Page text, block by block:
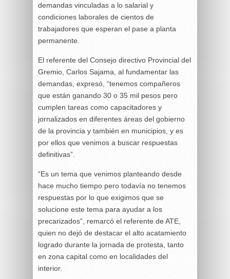
demandas vinculadas a lo salarial y
condiciones laborales de cientos de
trabajadores que esperan el pase a planta
permanente.
El referente del Consejo directivo Provincial del
Gremio, Carlos Sajama, al fundamentar las
demandas, expresó, “tenemos compañeros
que están ganando 30 o 35 mil pesos pero
cumplen tareas como capacitadores y
jornalizados en diferentes áreas del gobierno
de la provincia y también en municipios, y es
por ellos que venimos a buscar respuestas
definitivas”.
“Es un tema que venimos planteando desde
hace mucho tiempo pero todavía no tenemos
respuestas por lo que exigimos que se
solucione este tema para ayudar a los
precarizados”, remarcó el referente de ATE,
quien no dejó de destacar el alto acatamiento
logrado durante la jornada de protesta, tanto
en zona capital como en localidades del
interior.